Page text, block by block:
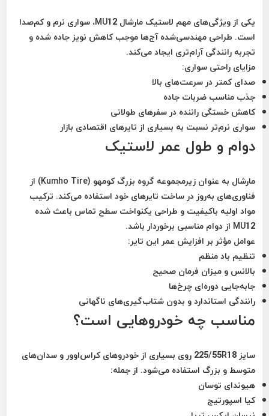
یکی از ویژگی‌های مهم لاستیک مارشال MU12، سواری نرم و کم‌صدا
است. طراحی مهندسی‌شده آج‌ها موجب کاهش نویز جاده شده و
تجربه رانندگی آرام‌تری ایجاد می‌کند.
مزایای راحتی سواری:
صدای کمتر در سرعت‌های بالا
جذب مناسب ضربات جاده
کاهش خستگی راننده در سفرهای طولانی
سواری نرم‌تر نسبت به بسیاری از تایرهای اقتصادی بازار
دوام و طول عمر لاستیک
مارشال به عنوان زیرمجموعه گروه بزرگ کومهو (Kumho Tire) از
فناوری‌های به‌روز در ساخت تایرهای خود استفاده می‌کند. ترکیب
مواد اولیه باکیفیت و طراحی یکنواخت سطح تماس باعث شده
MU12 از دوام مناسبی برخوردار باشد.
عوامل مؤثر بر افزایش عمر این تایر:
تنظیم باد منظم
بالانس و میزان فرمان صحیح
جابه‌جایی دوره‌ای چرخ‌ها
رانندگی استاندارد و بدون شتاب‌گیری‌های ناگهانی
مناسب چه خودروهایی است؟
سایز 225/55R18 روی بسیاری از خودروهای کراس‌اوور و سدان‌های
متوسط و بزرگ استفاده می‌شود. از جمله:
هیوندای توسان
کیا اسپورتیج